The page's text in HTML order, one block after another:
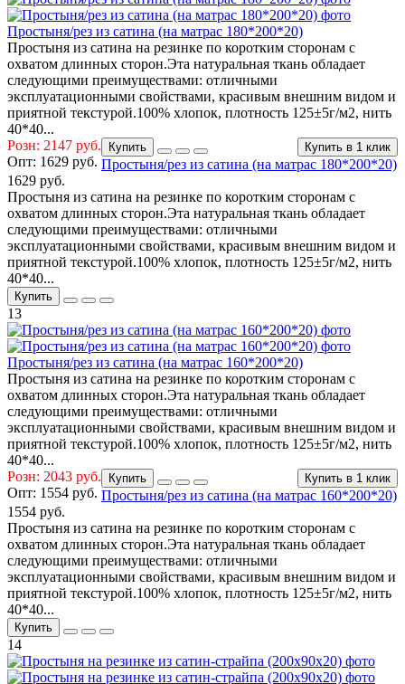
Простыня/рез из сатина (на матрас 180*200*20)
Простыня из сатина на резинке по коротким сторонам с
охватом длинных сторон.Эта натуральная ткань обладает
следующими преимуществами: отличными
эксплуатационными свойствами, красивым внешним видом и
приятной текстурой.100% хлопок, плотность 125±5г/м2, нить
40*40...
Розн: 2147 руб.
Опт: 1629 руб.
Купить в 1 клик
Купить
Простыня/рез из сатина (на матрас 180*200*20)
1629 руб.
Простыня из сатина на резинке по коротким сторонам с
охватом длинных сторон.Эта натуральная ткань обладает
следующими преимуществами: отличными
эксплуатационными свойствами, красивым внешним видом и
приятной текстурой.100% хлопок, плотность 125±5г/м2, нить
40*40...
Купить
13
Простыня/рез из сатина (на матрас 160*200*20)
Простыня из сатина на резинке по коротким сторонам с
охватом длинных сторон.Эта натуральная ткань обладает
следующими преимуществами: отличными
эксплуатационными свойствами, красивым внешним видом и
приятной текстурой.100% хлопок, плотность 125±5г/м2, нить
40*40...
Розн: 2043 руб.
Опт: 1554 руб.
Купить в 1 клик
Купить
Простыня/рез из сатина (на матрас 160*200*20)
1554 руб.
Простыня из сатина на резинке по коротким сторонам с
охватом длинных сторон.Эта натуральная ткань обладает
следующими преимуществами: отличными
эксплуатационными свойствами, красивым внешним видом и
приятной текстурой.100% хлопок, плотность 125±5г/м2, нить
40*40...
Купить
14